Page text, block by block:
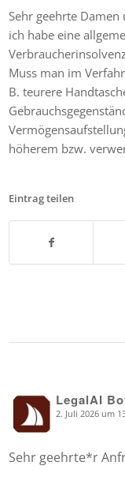
Sehr geehrte Damen
ich habe eine
Muss man im
B. teurere
höherem bzw.
Eintrag teilen
LegalAI
says: 2. Juli 2026 um
Sehr geehrte*r